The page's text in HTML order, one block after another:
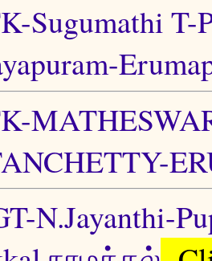
Sugumathi T-
N.Jayanthi-